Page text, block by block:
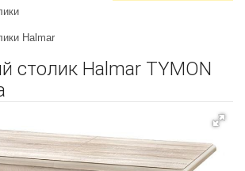
Halmar
столик Halmar TYMON